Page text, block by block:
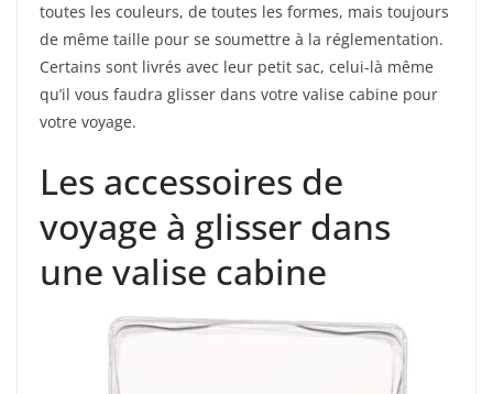
toutes les couleurs, de toutes les formes, mais toujours
de même taille pour se soumettre à la réglementation.
Certains sont livrés avec leur petit sac, celui-là même
qu’il vous faudra glisser dans votre valise cabine pour
votre voyage.
Les accessoires de
voyage à glisser dans
une valise cabine